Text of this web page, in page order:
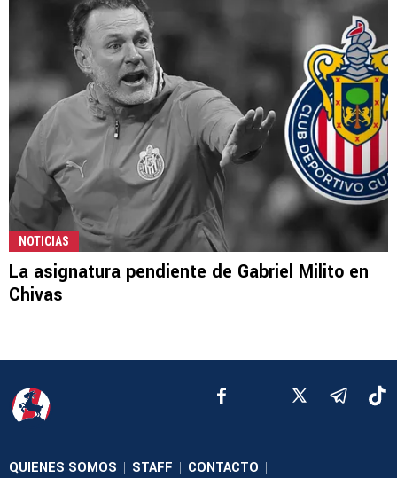
NOTICIAS
La asignatura pendiente de Gabriel Milito en
Chivas
QUIENES SOMOS | STAFF | CONTACTO |